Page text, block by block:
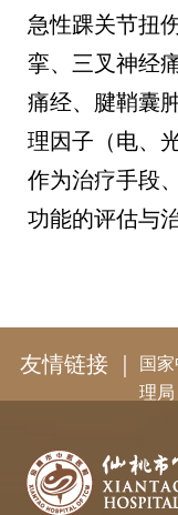
急性踝关节扭
挛、三叉神经
痛经、腱鞘囊
理因子（电、
作为治疗手段
功能的评估与
友情链接 ｜
国
理局